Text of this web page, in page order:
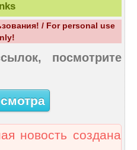
/ For personal use
посмотрите
новость создана